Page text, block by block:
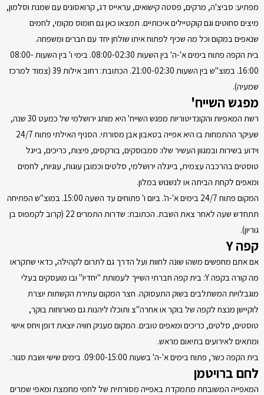
מפתיע: סביצ'ה, מרקים, פסטה קישואים, עראייס דג, קרואסונים עם שמנת וסלמון,
מיצים סחוטים וגם קוקטיילים איכותיים. תמצאו כאן גם חומוס מקומי, לחמים
שנאפים במקום וכל מה שכיף לפתוח איתו שולחן יחד עם חברים ומשפחה.
בית הקפה פתוח בימים א'-ה' בין השעות 08:00-02:30. בימי ו' בין השעות 08:00-
16:00. במוצ"ש בין השעות 21:00-02:30. הכתובת: רחוב אילות 39 (צמוד למרכז
שמעיה).
מפגש השייח'
רשת המאפיות והקונדיטוריות מפגש השייח' היא מותג ירושלמי של כמעט 30 שנה,
שעיקר ההתמחות בו היא אפייה בטאבון אבן מסורתי. הסניף האילתי פתוח 24/7
וידוע בשירות ובמגוון העשיר שלו: סמבוסקים, בורקסים, פיצות, כריכים, בייגל
טוסטים בהרכבה עצמית, בייגלה ירושלמי, סלטים וכמובן עוגות, עוגיות, לחמים
ומאפים לקחת הביתה או לנשנוש במלון.
המקום פתוח 24/7 בימים א'-ה'. ביום ו' פתוחים עד השעה 15:00. במוצ"ש הפתיחה
תתחדש שעה לאחר צאת השבת. הכתובת: שדרות התמרים 22 (קרוב לקמפוס בן
גוריון).
קפהY
אם אתם מחפשים משהו שונה לחוות ועל הדרך גם לתרום לקהילה, כדאי שתקראו
מה קורה בקפה Y: בית קפה חברתי השייך לעמותת "יחדיו" ובו מועסקים בעלי
מוגבלויות המשתלבים בשוק התעסוקה. חצר המקום עתירת הקשתות יוצרת
לוקיישן מנצח לקפה של בוקר או אחרה"צ ותוכלו ליהנות גם מארוחות בוקר,
טוסטים, סלטים, כריכים ומאפים טובים. המקום מעניק חוויה יוצאת דופן ויחס אישי
ומתאים לאירועים בתיאום מראש.
בית הקפה כשר, פתוח בימים א'-ה' בשעות 09:00-15:00. בימים שישי ושבת סגור.
לחם ברויטמן
המאפייה המשובחת מתמקדת באפייה מסורתית של לחמי מחמצת ומאפי שמרים